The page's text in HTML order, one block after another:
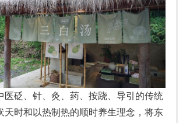
医砭、针、灸、药、按跷、导引的传统
天时和以热制热的顺时养生理念，将东